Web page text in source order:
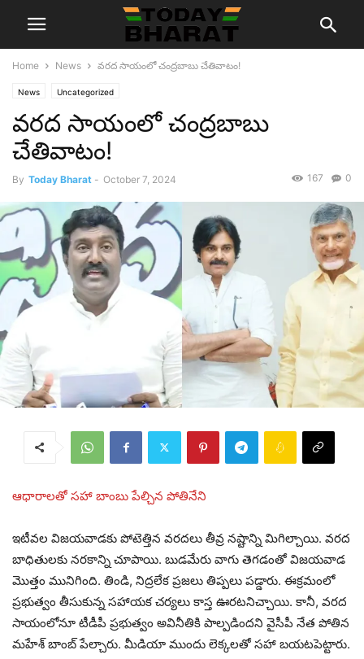
Home News వరద సాయంలో చంద్రబాబు చేతివాటం!
News Uncategorized
వరద సాయంలో చంద్రబాబు
చేతివాటం!
By Today Bharat - October 7, 2024 0
167
ఆధారాలతో సహా బాంబు పేల్చిన పోతినేని
ఇటీవల విజయవాడకు పోటెత్తిన వరదలు తీవ్ర నష్టాన్ని మిగిల్చాయి. వరద
బాధితులకు నరకాన్ని చూపాయి. బుడమేరు వాగు తెగడంతో విజయవాడ
మొత్తం మునిగింది. తిండి, నిద్రలేక ప్రజలు తిప్పలు పడ్డారు. ఈక్రమంలో
ప్రభుత్వం తీసుకున్న సహాయక చర్యలు కాస్త ఊరటనిచ్చాయి. కానీ, వరద
సాయంలోనూ టీడీపీ ప్రభుత్వం అవినీతికి పాల్పడిందని వైసీపీ నేత పోతిన
మహేశ్ బాంబ్ పేల్చారు. మీడియా ముందు లెక్కలతో సహా బయటపెట్టారు.